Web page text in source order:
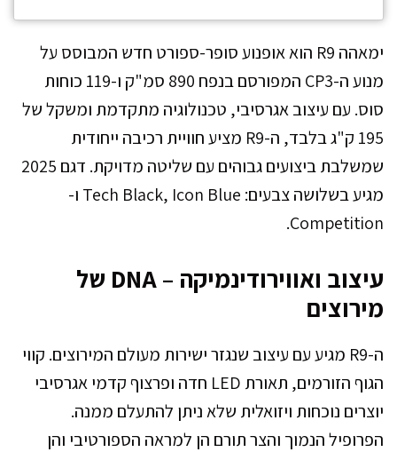
ימאהה R9 הוא אופנוע סופר-ספורט חדש המבוסס על
מנוע ה-CP3 המפורסם בנפח 890 סמ"ק ו-119 כוחות
סוס. עם עיצוב אגרסיבי, טכנולוגיה מתקדמת ומשקל של
195 ק"ג בלבד, ה-R9 מציע חוויית רכיבה ייחודית
שמשלבת ביצועים גבוהים עם שליטה מדויקת. דגם 2025
מגיע בשלושה צבעים: Tech Black, Icon Blue ו-
Competition.
עיצוב ואווירודינמיקה – DNA של
מירוצים
ה-R9 מגיע עם עיצוב שנגזר ישירות מעולם המירוצים. קווי
הגוף הזורמים, תאורת LED חדה ופרצוף קדמי אגרסיבי
יוצרים נוכחות ויזואלית שלא ניתן להתעלם ממנה.
הפרופיל הנמוך והצר תורם הן למראה הספורטיבי והן